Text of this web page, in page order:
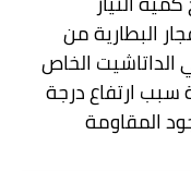
البطارية من
الداتاشيت الخاص
سبب ارتفاع درجة
المقاومة